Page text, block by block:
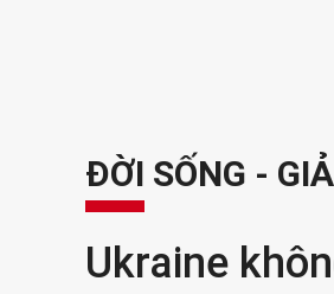
ĐỜI SỐNG -
Ukraine